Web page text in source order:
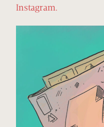
Instagram.